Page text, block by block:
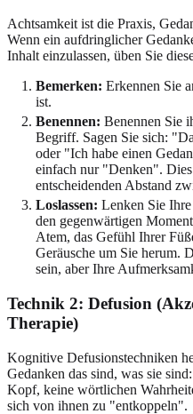
Achtsamkeit ist die Praxis,
Wenn ein aufdringlicher
Inhalt einzulassen, üben Sie
Bemerken: Erkennen Sie
ist.
Benennen: Benennen Sie
Begriff. Sagen Sie sich:
oder "Ich habe einen
einfach nur "Denken".
entscheidenden Abstand
Loslassen: Lenken Sie
den gegenwärtigen
Atem, das Gefühl Ihrer
Geräusche um Sie herum.
sein, aber Ihre
Technik 2: Defusion
Therapie)
Kognitive Defusionstechniken
Gedanken das sind, was sie
Kopf, keine wörtlichen
sich von ihnen zu "entkoppeln".